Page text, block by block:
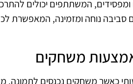
המשתתפים יכולים
סביבה נוחה ומזמינה, המאפשרת
משחקים
כאשר משחקים נכנסים